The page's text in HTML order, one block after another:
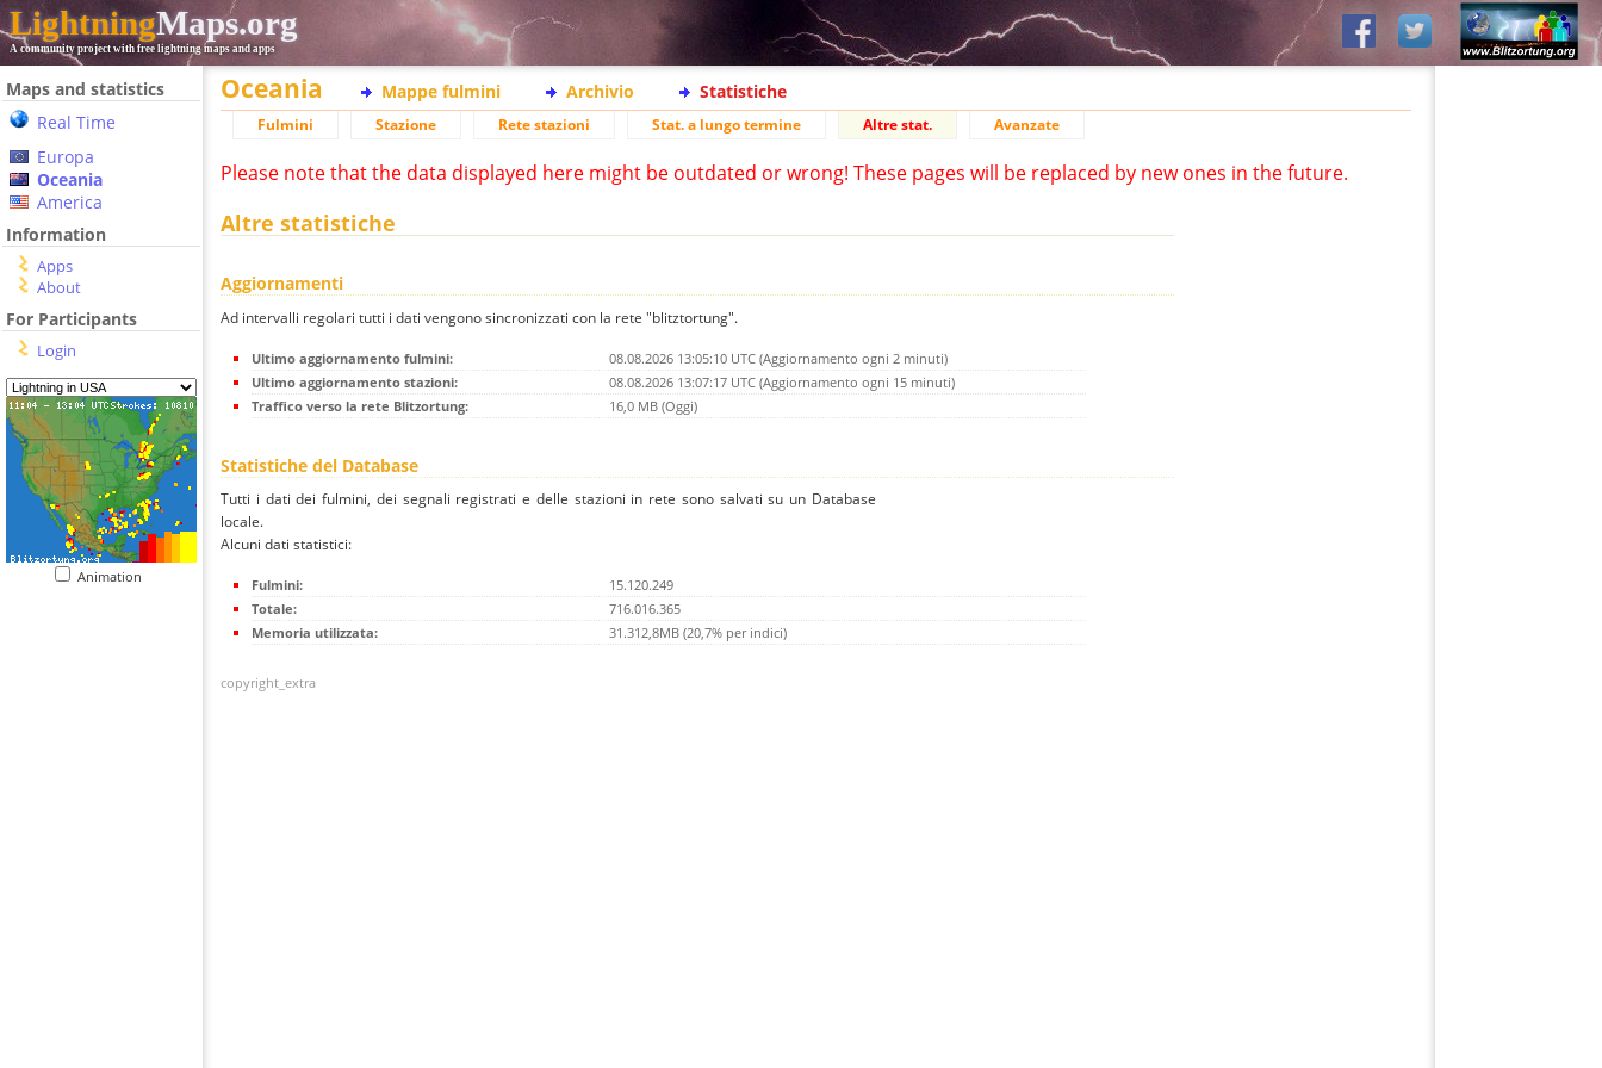
LightningMaps.org
A community project with free lightning maps and apps
Maps and statistics
Real Time
Europa
Oceania
America
Information
Apps
About
For Participants
Login
Animation
Oceania Mappe fulmini Archivio Statistiche
Fulmini Stazione Rete stazioni Stat. a lungo termine Altre stat. Avanzate
Please note that the data displayed here might be outdated or wrong! These pages will be replaced by new ones in the future.
Altre statistiche
Aggiornamenti
Ad intervalli regolari tutti i dati vengono sincronizzati con la rete "blitztortung".
Ultimo aggiornamento fulmini:
08.08.2026 13:05:10 UTC (Aggiornamento ogni 2 minuti)
Ultimo aggiornamento stazioni:
08.08.2026 13:07:17 UTC (Aggiornamento ogni 15 minuti)
Traffico verso la rete Blitzortung:
16,0 MB (Oggi)
Statistiche del Database
Tutti i dati dei fulmini, dei segnali registrati e delle stazioni in rete sono salvati su un Database
locale.
Alcuni dati statistici:
Fulmini:
15.120.249
Totale:
716.016.365
Memoria utilizzata:
31.312,8MB (20,7% per indici)
copyright_extra